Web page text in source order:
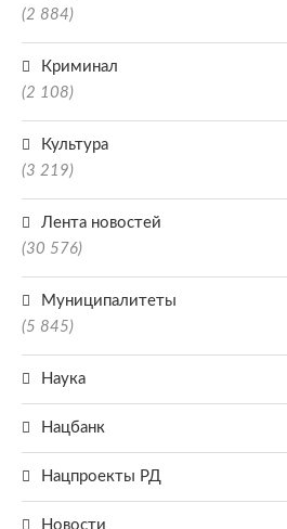
(2 884)
Криминал
(2 108)
Культура
(3 219)
Лента новостей
(30 576)
Муниципалитеты
(5 845)
Наука
Нацбанк
Нацпроекты РД
Новости